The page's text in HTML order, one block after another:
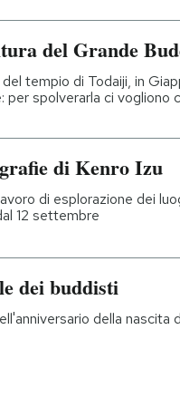
del Grande
tempio di Todaiji, in
per spolverarla ci vogliono
di Kenro Izu
di esplorazione dei
12 settembre
dei buddisti
della nascita